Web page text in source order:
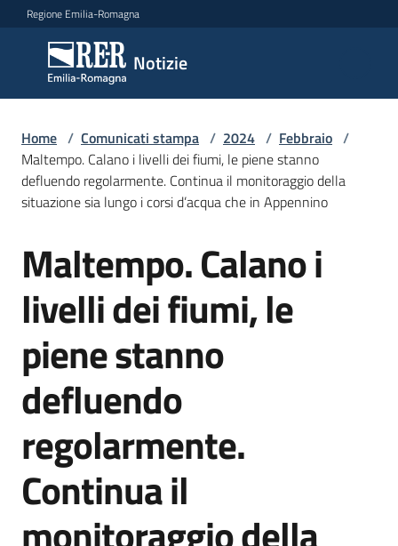
Vai al contenuto
Vai alla navigazione
Vai al footer
Regione Emilia-Romagna
Notizie
Notizie
Comunicati
stampa
Menu selezionato
Cerca
comunicato
Risorse
Agenzia
informazione
e
comunicazione
Home / Comunicati stampa / 2024 / Febbraio /
Maltempo. Calano i livelli dei fiumi, le piene stanno
defluendo regolarmente. Continua il monitoraggio della
situazione sia lungo i corsi d’acqua che in Appennino
Salta al contenuto
Maltempo. Calano i
livelli dei fiumi, le
piene stanno
defluendo
regolarmente.
Continua il